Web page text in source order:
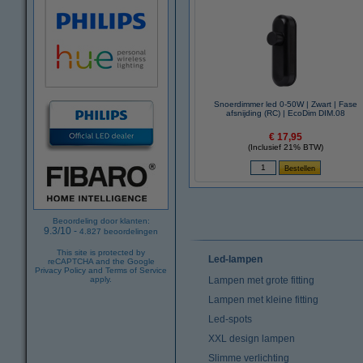
Beoordeling door klanten:
9.3/10 - 4.827 beoordelingen
This site is protected by
reCAPTCHA and the Google
Privacy Policy and Terms of Service
apply.
Snoerdimmer led 0-50W | Zwart | Fase
afsnijding (RC) | EcoDim DIM.08
€ 17,95
(Inclusief 21% BTW)
Led-lampen
Lampen met grote fitting
Lampen met kleine fitting
Led-spots
XXL design lampen
Slimme verlichting